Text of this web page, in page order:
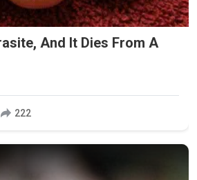
And It Dies From A
222